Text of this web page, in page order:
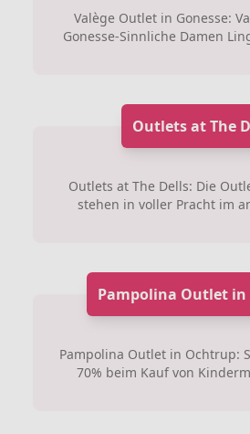
Valège Outlet in Gonesse:
Gonesse-Sinnliche Damen
Outlets at The
Outlets at The Dells: Die
stehen in voller Pracht im
Pampolina Outlet
Pampolina Outlet in Ochtrup:
70% beim Kauf von